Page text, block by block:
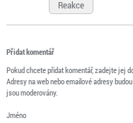
Reakce
Přidat komentář
Pokud chcete přidat komentář, zadejte jej
Adresy na web nebo emailové adresy
jsou moderovány.
Jméno